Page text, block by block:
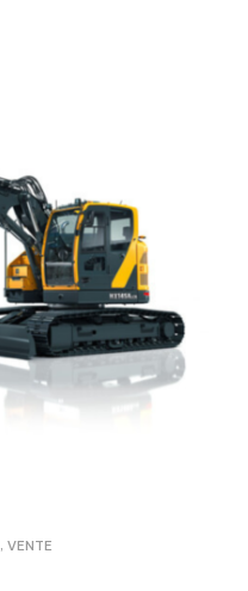
, VENTE